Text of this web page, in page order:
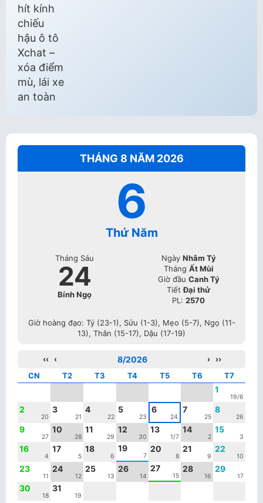
THÁNG 8 NĂM 2026
6
Thứ Năm
Tháng Sáu
24
Bính Ngọ
Ngày Nhâm Tý
Tháng Ất Mùi
Giờ đầu Canh Tý
TiếtĐại thử
PL: 2570
Giờ hoàng đạo: Tý (23-1), Sửu (1-3), Mẹo (5-7), Ngọ (11-
13), Thân (15-17), Dậu (17-19)
‹‹ ‹ 8/2026 ›
››
CN
T2 T3 T4 T5 T6 T7
1
19/6
2
20
3
21
4
22
5
23
6
24
7
25
8
26
9
27
10
28
11
29
12
30
13
1/7
14
2
15
3
16
4
17
5
18
6
19
7
20
8
21
9
22
10
23
11
24
12
25
13
26
14
27
15
28
16
29
17
30
18
31
19